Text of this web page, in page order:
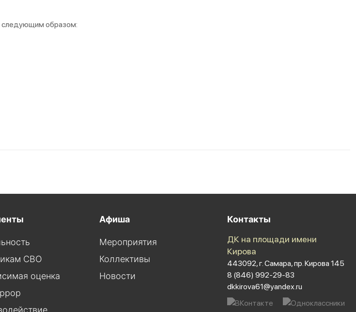
следующим образом:
СВО
оценка
Афиша
Мероприятия
Коллективы
Новости
Контакты
ДК на площади имени
Кирова
443092, г. Самара, пр. Кирова 145
8 (846) 992-29-83
dkkirova61@yandex.ru